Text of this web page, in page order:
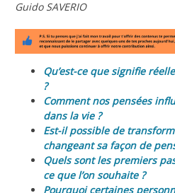
Guido SAVERIO
Qu’est-ce que signifie
?
Comment nos pensées
dans la vie ?
Est-il possible de
changeant sa façon de
Quels sont les premiers
ce que l’on souhaite ?
Pourquoi certaines